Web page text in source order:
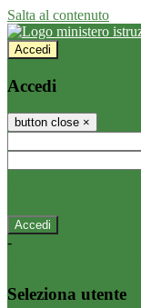
Salta al contenuto
Accedi
Accedi
button close ×
-
Seleziona utente